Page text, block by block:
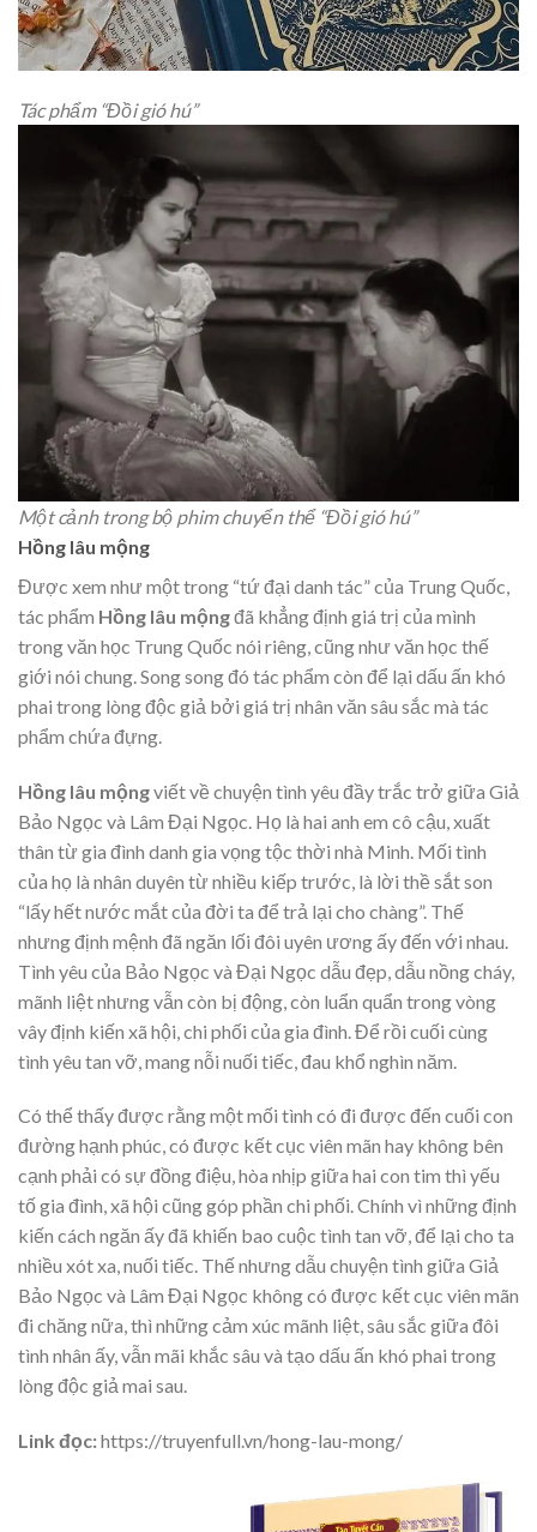
Tác phẩm “Đồi gió hú”
Một cảnh trong bộ phim chuyển thể “Đồi gió hú”
Hồng lâu mộng
Được xem như một trong “tứ đại danh tác” của Trung Quốc,
tác phẩm Hồng lâu mộngđã khẳng định giá trị của mình
trong văn học Trung Quốc nói riêng, cũng như văn học thế
giới nói chung. Song song đó tác phẩm còn để lại dấu ấn khó
phai trong lòng độc giả bởi giá trị nhân văn sâu sắc mà tác
phẩm chứa đựng.
Hồng lâu mộngviết về chuyện tình yêu đầy trắc trở giữa Giả
Bảo Ngọc và Lâm Đại Ngọc. Họ là hai anh em cô cậu, xuất
thân từ gia đình danh gia vọng tộc thời nhà Minh. Mối tình
của họ là nhân duyên từ nhiều kiếp trước, là lời thề sắt son
“lấy hết nước mắt của đời ta để trả lại cho chàng”. Thế
nhưng định mệnh đã ngăn lối đôi uyên ương ấy đến với nhau.
Tình yêu của Bảo Ngọc và Đại Ngọc dẫu đẹp, dẫu nồng cháy,
mãnh liệt nhưng vẫn còn bị động, còn luẩn quẩn trong vòng
vây định kiến xã hội, chi phối của gia đình. Để rồi cuối cùng
tình yêu tan vỡ, mang nỗi nuối tiếc, đau khổ nghìn năm.
Có thể thấy được rằng một mối tình có đi được đến cuối con
đường hạnh phúc, có được kết cục viên mãn hay không bên
cạnh phải có sự đồng điệu, hòa nhịp giữa hai con tim thì yếu
tố gia đình, xã hội cũng góp phần chi phối. Chính vì những định
kiến cách ngăn ấy đã khiến bao cuộc tình tan vỡ, để lại cho ta
nhiều xót xa, nuối tiếc. Thế nhưng dẫu chuyện tình giữa Giả
Bảo Ngọc và Lâm Đại Ngọc không có được kết cục viên mãn
đi chăng nữa, thì những cảm xúc mãnh liệt, sâu sắc giữa đôi
tình nhân ấy, vẫn mãi khắc sâu và tạo dấu ấn khó phai trong
lòng độc giả mai sau.
Link đọc:https://truyenfull.vn/hong-lau-mong/